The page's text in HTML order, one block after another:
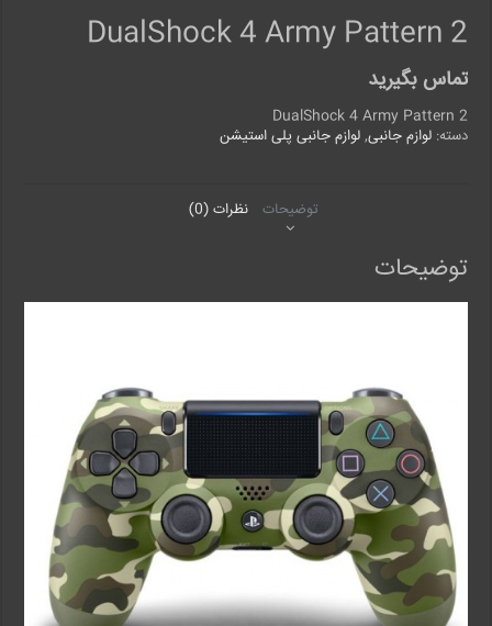
DualShock 4 Army Pattern 2
تماس بگیرید
DualShock 4 Army Pattern 2
دسته:لوازم جانبی,لوازم جانبی پلی استیشن
توضیحات نظرات (0)
توضیحات